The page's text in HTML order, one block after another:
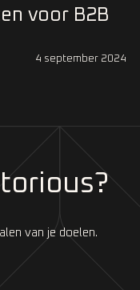
voor B2B
4 september 2024
van je doelen.